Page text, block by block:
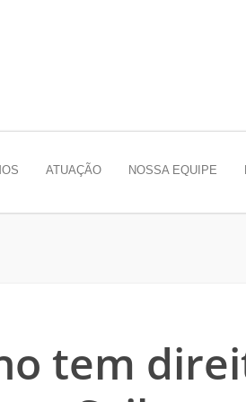
ATUAÇÃO NOSSA EQUIPE
tem